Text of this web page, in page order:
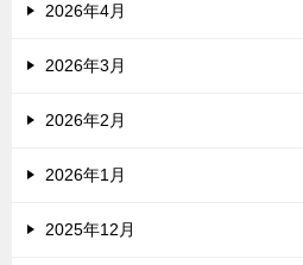
2026年4月
2026年3月
2026年2月
2026年1月
2025年12月